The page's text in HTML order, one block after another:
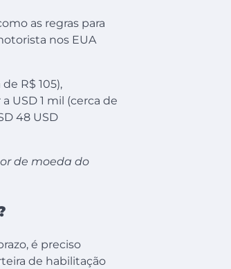
as regras para
nos EUA
R$ 105),
USD 1 mil (cerca de
48 USD
de moeda do
é preciso
de habilitação